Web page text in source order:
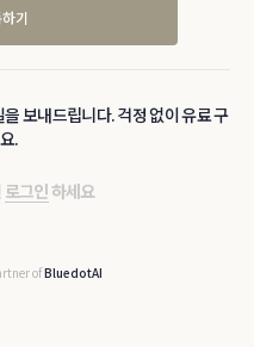
기
보내드립니다. 걱정 없이 유료 구
.
로그인 하세요
ofBluedotAI